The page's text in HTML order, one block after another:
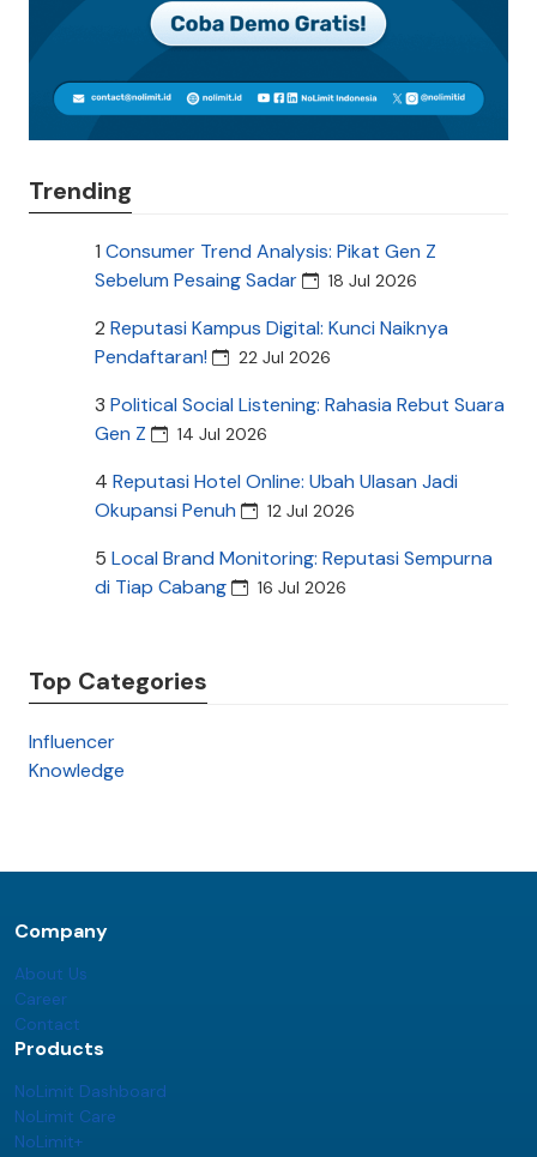
Trending
1 Consumer Trend Analysis: Pikat Gen Z
Sebelum Pesaing Sadar
18 Jul 2026
2 Reputasi Kampus Digital: Kunci Naiknya
Pendaftaran!
22 Jul 2026
3 Political Social Listening: Rahasia Rebut Suara
Gen Z
14 Jul 2026
4 Reputasi Hotel Online: Ubah Ulasan Jadi
Okupansi Penuh
12 Jul 2026
5 Local Brand Monitoring: Reputasi Sempurna
di Tiap Cabang
16 Jul 2026
Top Categories
Influencer
Knowledge
Company
About Us
Career
Contact
Products
NoLimit Dashboard
NoLimit Care
NoLimit+